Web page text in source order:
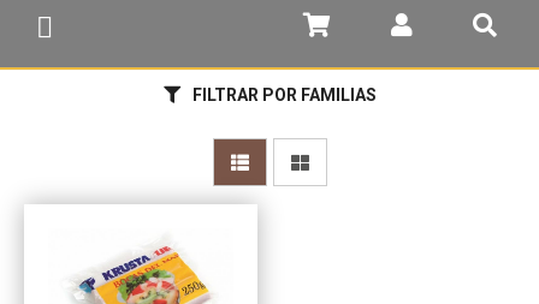
FILTRAR POR FAMILIAS